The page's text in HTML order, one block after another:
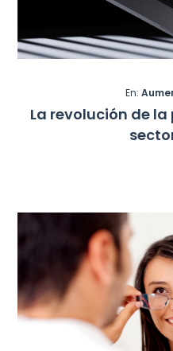
En:
La revolución de